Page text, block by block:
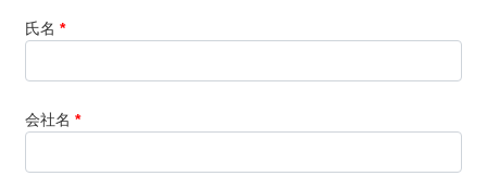
氏名 *
会社名 *